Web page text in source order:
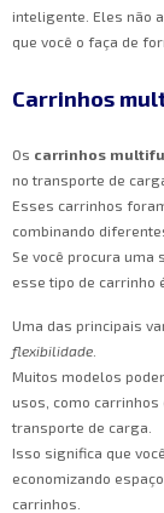
inteligente. Eles não
que você o faça de
Carrinhos
Os carrinhos
no transporte de
Esses carrinhos
combinando
Se você procura uma
esse tipo de carrinho
Uma das principais
flexibilidade
Muitos modelos
usos, como
transporte de carga.
Isso significa que
economizando
carrinhos.